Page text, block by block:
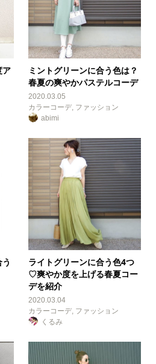
ア
ミントグリーンに合う色は？
春夏の爽やかパステルコーデ
2020.03.05
カラーコーデ ファッション
abimi
ライトグリーンに合う色4つ
♡爽やか度を上げる春夏コー
デを紹介
2020.03.04
カラーコーデ, ファッション
くるみ